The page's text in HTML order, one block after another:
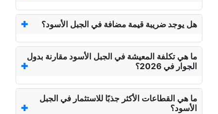
هل يوجد ضريبة قيمة مضافة في الجبل الأسود؟
ما هي تكلفة المعيشة في الجبل الأسود مقارنة بدول
الجوار في 2026؟
ما هي القطاعات الأكثر جذبًا للاستثمار في الجبل
الأسود؟